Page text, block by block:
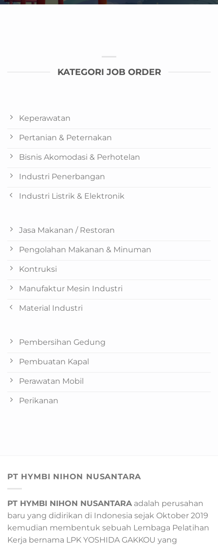
KATEGORI JOB ORDER
Keperawatan
Pertanian & Peternakan
Bisnis Akomodasi & Perhotelan
Industri Penerbangan
Industri Listrik & Elektronik
Jasa Makanan / Restoran
Pengolahan Makanan & Minuman
Kontruksi
Manufaktur Mesin Industri
Material Industri
Pembersihan Gedung
Pembuatan Kapal
Perawatan Mobil
Perikanan
PT HYMBI NIHON NUSANTARA
PT HYMBI NIHON NUSANTARA adalah perusahan
baru yang didirikan di Indonesia sejak Oktober 2019
kemudian membentuk sebuah Lembaga Pelatihan
Kerja bernama LPK YOSHIDA GAKKOU yang